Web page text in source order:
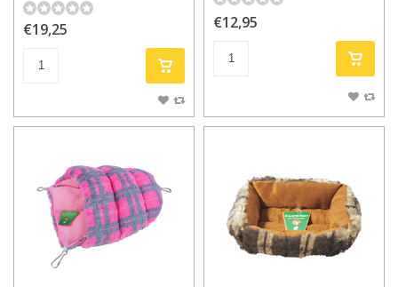
€19,25 €12,95